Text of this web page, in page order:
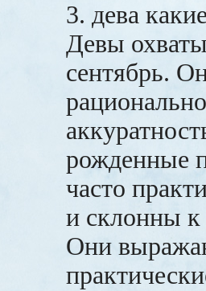
3. дева
Девы
сентябрь.
рожденные
часто
и склонны к
Они